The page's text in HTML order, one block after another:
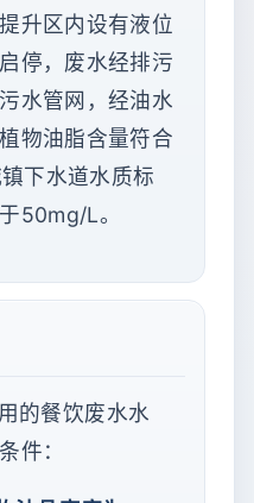
升区内设有液位
停，废水经排污
水管网，经油水
物油脂含量符合
下水道水质标
50mg/L。
的餐饮废水水
件：